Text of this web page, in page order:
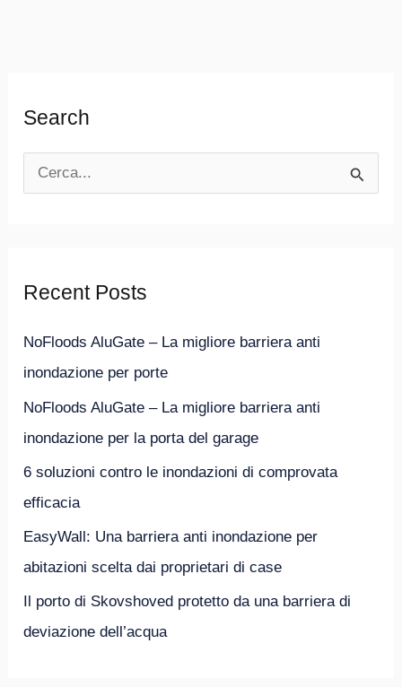
Search
aRecent Posts
NoFloods AluGate – La migliore barriera anti
inondazione per porte
NoFloods AluGate – La migliore barriera anti
inondazione per la porta del garage
6 soluzioni contro le inondazioni di comprovata
efficacia
EasyWall: Una barriera anti inondazione per
abitazioni scelta dai proprietari di case
Il porto di Skovshoved protetto da una barriera di
deviazione dell’acqua